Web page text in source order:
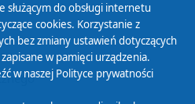
do obsługi internetu
cookies. Korzystanie z
bez zmiany ustawień dotyczących
w pamięci urządzenia.
w naszej Polityce prywatności